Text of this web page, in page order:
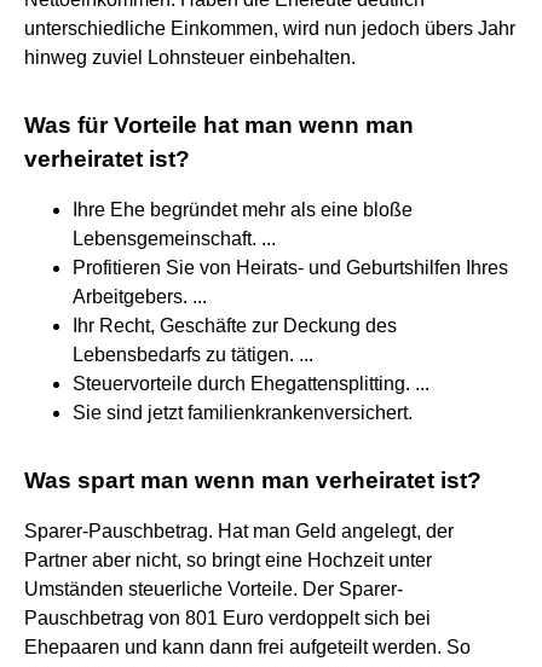
unterschiedliche Einkommen, wird nun jedoch übers Jahr
hinweg zuviel Lohnsteuer einbehalten.
Was für Vorteile hat man wenn man
verheiratet ist?
Ihre Ehe begründet mehr als eine bloße
Lebensgemeinschaft. ...
Profitieren Sie von Heirats- und Geburtshilfen Ihres
Arbeitgebers. ...
Ihr Recht, Geschäfte zur Deckung des
Lebensbedarfs zu tätigen. ...
Steuervorteile durch Ehegattensplitting. ...
Sie sind jetzt familienkrankenversichert.
Was spart man wenn man verheiratet ist?
Sparer-Pauschbetrag. Hat man Geld angelegt, der
Partner aber nicht, so bringt eine Hochzeit unter
Umständen steuerliche Vorteile. Der Sparer-
Pauschbetrag von 801 Euro verdoppelt sich bei
Ehepaaren und kann dann frei aufgeteilt werden. So